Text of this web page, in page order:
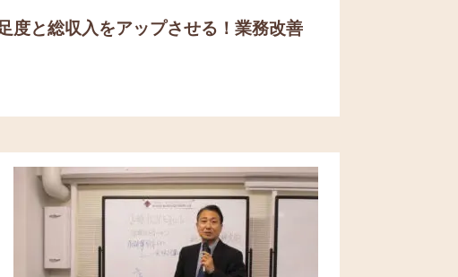
度と総収入をアップさせる！ 業務改善